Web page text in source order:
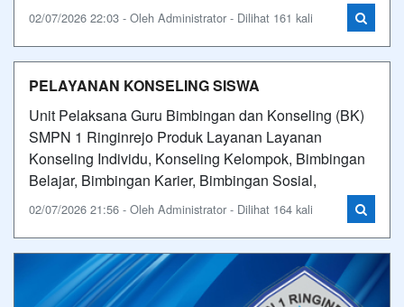
02/07/2026 22:03 - Oleh Administrator - Dilihat 161 kali
PELAYANAN KONSELING SISWA
Unit Pelaksana Guru Bimbingan dan Konseling (BK)
SMPN 1 Ringinrejo Produk Layanan Layanan
Konseling Individu, Konseling Kelompok, Bimbingan
Belajar, Bimbingan Karier, Bimbingan Sosial,
02/07/2026 21:56 - Oleh Administrator - Dilihat 164 kali